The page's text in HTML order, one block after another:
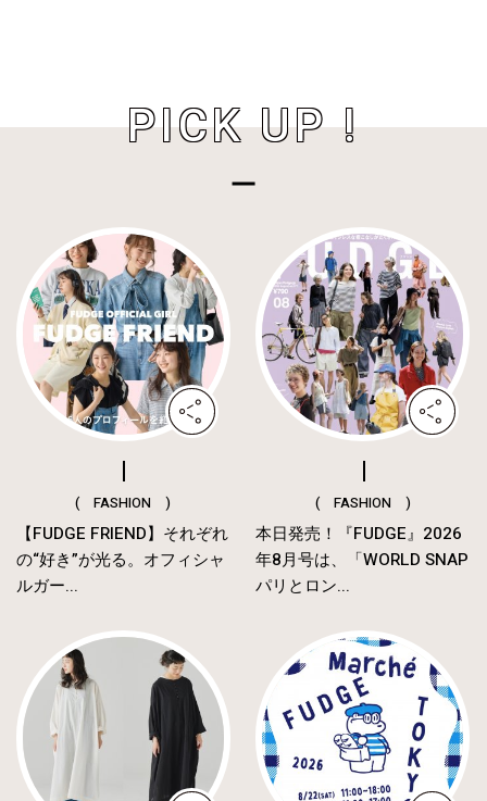
PICK UP !
( FASHION )
【FUDGE FRIEND】それぞれ
の“好き”が光る。オフィシャ
ルガー...
( FASHION )
本日発売！『FUDGE』2026
年8月号は、「WORLD SNAP
パリとロン...